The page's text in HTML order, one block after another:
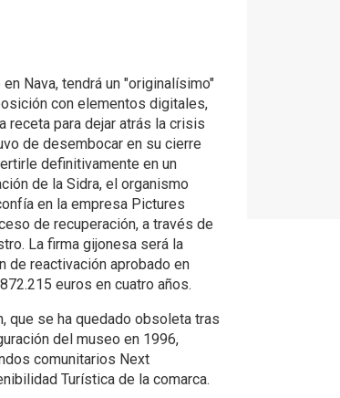
Nava, tendrá un "originalísimo"
con elementos digitales,
receta para dejar atrás la crisis
de desembocar en su cierre
definitivamente en un
de la Sidra, el organismo
en la empresa Pictures
de recuperación, a través de
La firma gijonesa será la
de reactivación aprobado en
euros en cuatro años.
que se ha quedado obsoleta tras
del museo en 1996,
comunitarios Next
Turística de la comarca.